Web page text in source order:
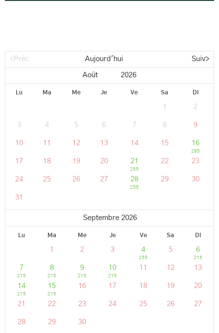
<Préc Aujourd'hui Suiv>
Lu Ma Me Je Ve Sa Di
1 2
3 4 5 6 7 8 9
10 11 12 13 14 15 16
285
17 18 19 20 21
255
22 23
24 25 26 27 28
255
29 30
31
Septembre 2026
Lu Ma Me Je Ve Sa Di
1 2 3 4
255
5 6
215
7
215
8
215
9
215
10
215
11 12 13
14
215
15
215
16 17 18 19 20
21 22 23 24 25 26 27
28 29 30